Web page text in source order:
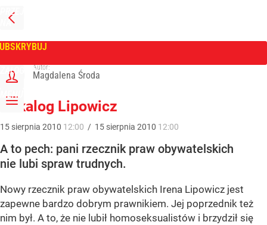
PRZEJDŹ
NA
GŁÓWNĄ
ZALOGUJ
MENU
Tygodnik Wprost
Autor:
Magdalena Środa
Dekalog Lipowicz
15 sierpnia 2010 12:00 / 15 sierpnia 2010 12:00
A to pech: pani rzecznik praw obywatelskich
nie lubi spraw trudnych.
Nowy rzecznik praw obywatelskich Irena Lipowicz jest
zapewne bardzo dobrym prawnikiem. Jej poprzednik też
nim był. A to, że nie lubił homoseksualistów i brzydził się